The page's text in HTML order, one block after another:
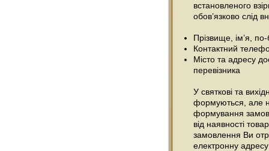
встановленого
обов’язково слід
Прізвище, ім’я,
Контактний
Місто та адресу
перевізника
У святкові та
формуються, але
формування
від наявності
замовлення Ви
електронну